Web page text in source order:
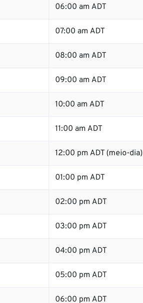
06:00 am ADT
07:00 am ADT
08:00 am ADT
09:00 am ADT
10:00 am ADT
11:00 am ADT
12:00 pm ADT (meio-dia)
01:00 pm ADT
02:00 pm ADT
03:00 pm ADT
04:00 pm ADT
05:00 pm ADT
06:00 pm ADT